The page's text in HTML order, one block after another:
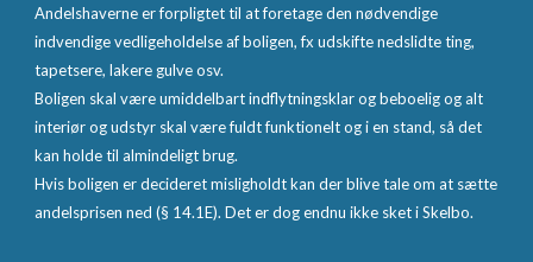
Andelshaverne er forpligtet til at foretage den nødvendige
indvendige vedligeholdelse af boligen, fx udskifte nedslidte ting,
tapetsere, lakere gulve osv.
Boligen skal være umiddelbart indflytningsklar og beboelig og alt
interiør og udstyr skal være fuldt funktionelt og i en stand, så det
kan holde til almindeligt brug.
Hvis boligen er decideret misligholdt kan der blive tale om at sætte
andelsprisen ned (§ 14.1E). Det er dog endnu ikke sket i Skelbo.